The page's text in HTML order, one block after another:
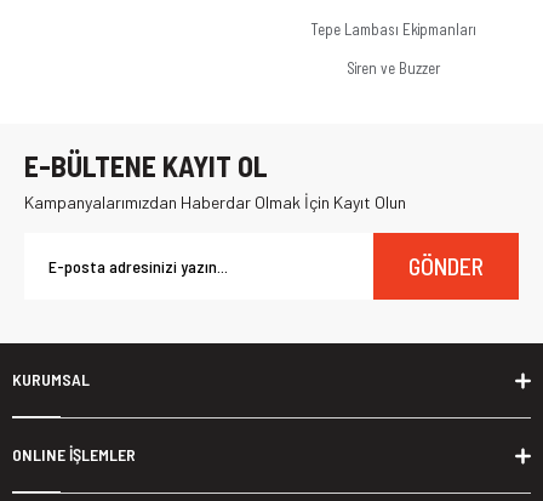
Tepe Lambası Ekipmanları
Siren ve Buzzer
E-BÜLTENE KAYIT OL
Kampanyalarımızdan Haberdar Olmak İçin Kayıt Olun
GÖNDER
KURUMSAL
ONLINE İŞLEMLER